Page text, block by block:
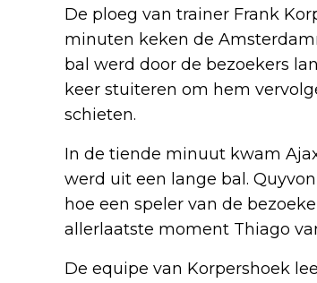
De ploeg van trainer Frank
minuten keken de
bal werd door de bezoekers
keer stuiteren om hem
schieten.
In de tiende minuut kwam
werd uit een lange bal.
hoe een speler van de
allerlaatste moment Thiago
De equipe van Korpershoek